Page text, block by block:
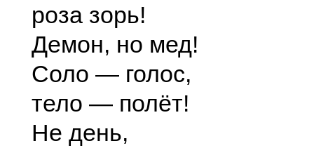
роза зорь!
Демон, но мед!
Соло — голос,
тело — полёт!
Не день,